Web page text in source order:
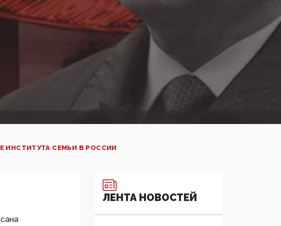
ИНСТИТУТА СЕМЬИ В РОССИИ
ЛЕНТА НОВОСТЕЙ